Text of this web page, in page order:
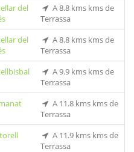
del
A 8.8 kms kms de
Terrassa
del
A 8.8 kms kms de
Terrassa
A 9.9 kms kms de
Terrassa
A 11.8 kms kms de
Terrassa
A 11.9 kms kms de
Terrassa